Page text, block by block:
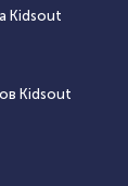
Кidsout
Kidsout